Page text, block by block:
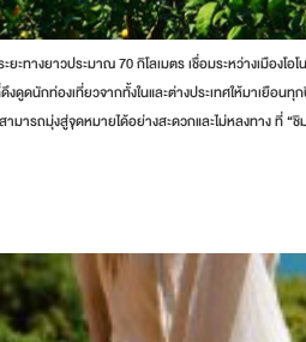
งยาวประมาณ 70 กิโลเมตร เชื่อมระหว่างเมืองโอ
นักท่องเที่ยวจากทั้งในและต่างประเทศให้มาเยือน
ารถมุ่งสู่จุดหมายได้อย่างสะดวกและไม่หลงทาง ที่